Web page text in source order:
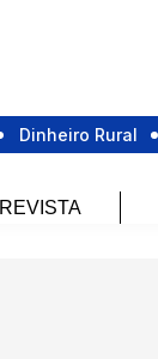
Dinheiro Rural
REVISTA